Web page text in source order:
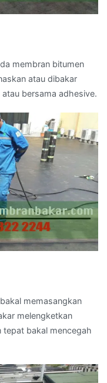
membran bitumen
atau dibakar
bersama adhesive.
memasangkan
melengketkan
tepat bakal mencegah